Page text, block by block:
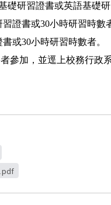
礎研習證書或英語基礎
習證書或30小時研習時數
書或30小時研習時數者。
參加，並逕上校務行政